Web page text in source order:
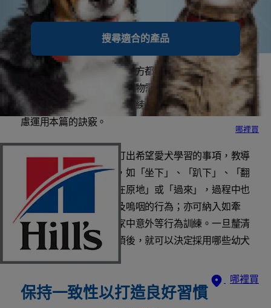
搜尋適合的產品
哪裡買
哪裡買
飼養新幼犬對主人與寵物雙方都值得興奮，但生活也會
因此忙碌起來。您新來的寵物需要學習哪些行為是能被
接受的，無論您打算親自訓練或聘雇他人訓練，都可考
慮運用本篇的訣竅。
正式開始前，請先列表訂出希望愛犬學習的事項，教導
牠最常用到的基本指令，如「坐下」、「趴下」、「翻
滾」、「握手」、「留在原地」或「過來」，過程中也
一併控制或減少牠吠叫及嗚咽的行為；亦可納入如牽
繩、避免乞食、及防止家中意外等行為訓練。一旦釐清
自己希望愛犬學習的事項後，就可以決定採用哪些幼犬
保持一致性以打造良好習慣